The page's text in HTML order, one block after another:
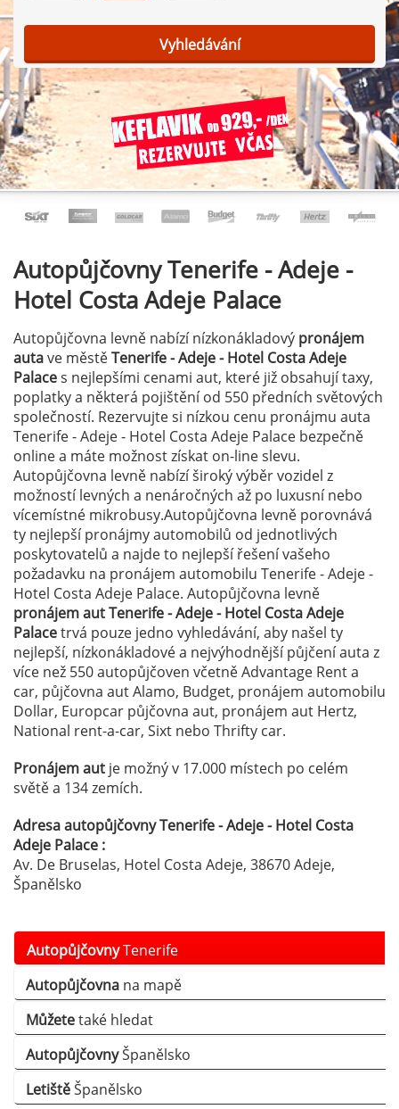
Vyhledávání
AutopůjčovnyTenerife - Adeje -
Hotel Costa Adeje Palace
Autopůjčovna levně nabízí nízkonákladový pronájem
autave městěTenerife - Adeje - Hotel Costa Adeje
Palaces nejlepšími cenami aut, které již obsahují taxy,
poplatky a některá pojištění od 550 předních světových
společností. Rezervujte si nízkou cenu pronájmu auta
Tenerife - Adeje - Hotel Costa Adeje Palace bezpečně
online a máte možnost získat on-line slevu.
Autopůjčovna levně nabízí široký výběr vozidel z
možností levných a nenáročných až po luxusní nebo
vícemístné mikrobusy.Autopůjčovna levně porovnává
ty nejlepší pronájmy automobilů od jednotlivých
poskytovatelů a najde to nejlepší řešení vašeho
požadavku na pronájem automobilu Tenerife - Adeje -
Hotel Costa Adeje Palace. Autopůjčovna levně
pronájem aut Tenerife - Adeje - Hotel Costa Adeje
Palacetrvá pouze jedno vyhledávání, aby našel ty
nejlepší, nízkonákladové a nejvýhodnější půjčení auta z
více než 550 autopůjčoven včetně Advantage Rent a
car, půjčovna aut Alamo, Budget, pronájem automobilu
Dollar, Europcar půjčovna aut, pronájem aut Hertz,
National rent-a-car, Sixt nebo Thrifty car.
Pronájem aut je možný v 17.000 místech po celém
světě a 134 zemích.
Adresa autopůjčovny Tenerife - Adeje - Hotel Costa
Adeje Palace :
Av. De Bruselas, Hotel Costa Adeje, 38670 Adeje,
Španělsko
AutopůjčovnyTenerife
Autopůjčovna na mapě
Můžetetaké hledat
AutopůjčovnyŠpanělsko
LetištěŠpanělsko